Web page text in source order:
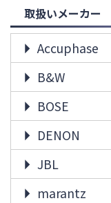
取扱いメーカー
Accuphase
B&W
BOSE
DENON
JBL
marantz